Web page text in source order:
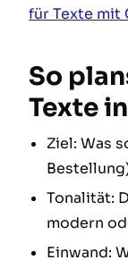
für Texte mit
So
Texte
Ziel: Was
Tonalität:
modern
Einwand: